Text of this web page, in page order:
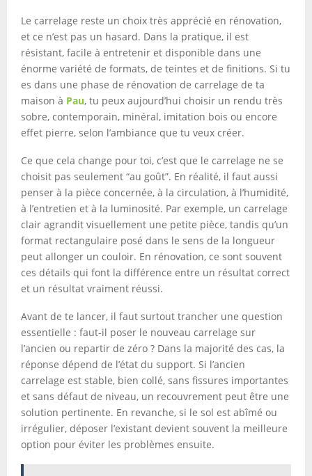
Le carrelage reste un choix très apprécié en rénovation,
et ce n’est pas un hasard. Dans la pratique, il est
résistant, facile à entretenir et disponible dans une
énorme variété de formats, de teintes et de finitions. Si tu
es dans une phase de rénovation de carrelage de ta
maison à Pau, tu peux aujourd’hui choisir un rendu très
sobre, contemporain, minéral, imitation bois ou encore
effet pierre, selon l’ambiance que tu veux créer.
Ce que cela change pour toi, c’est que le carrelage ne se
choisit pas seulement “au goût”. En réalité, il faut aussi
penser à la pièce concernée, à la circulation, à l’humidité,
à l’entretien et à la luminosité. Par exemple, un carrelage
clair agrandit visuellement une petite pièce, tandis qu’un
format rectangulaire posé dans le sens de la longueur
peut allonger un couloir. En rénovation, ce sont souvent
ces détails qui font la différence entre un résultat correct
et un résultat vraiment réussi.
Avant de te lancer, il faut surtout trancher une question
essentielle : faut-il poser le nouveau carrelage sur
l’ancien ou repartir de zéro ? Dans la majorité des cas, la
réponse dépend de l’état du support. Si l’ancien
carrelage est stable, bien collé, sans fissures importantes
et sans défaut de niveau, un recouvrement peut être une
solution pertinente. En revanche, si le sol est abîmé ou
irrégulier, déposer l’existant devient souvent la meilleure
option pour éviter les problèmes ensuite.